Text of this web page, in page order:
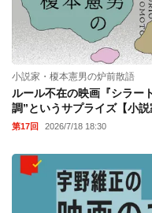
小説家・榎本憲男の炉前散語
ルール不在の映画『シラー
調”というサプライズ【小説
第17回 2026/7/18 18:30